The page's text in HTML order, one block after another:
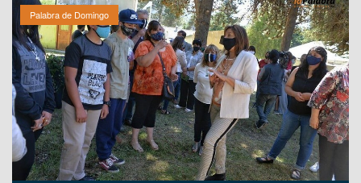
Palabra de Domingo